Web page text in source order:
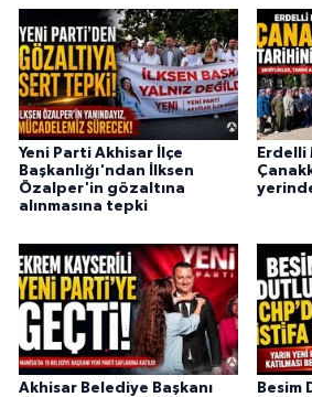
Yeni Parti Akhisar İlçe
Başkanlığı'ndan İlksen
Özalper'in gözaltına
alınmasına tepki
Erdelli
Akhisar Belediye Başkanı
Besim